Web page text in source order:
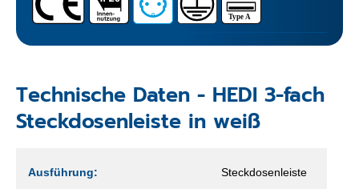
Technische Daten - HEDI 3-fach
Steckdosenleiste in weiß
Ausführung: Steckdosenleiste